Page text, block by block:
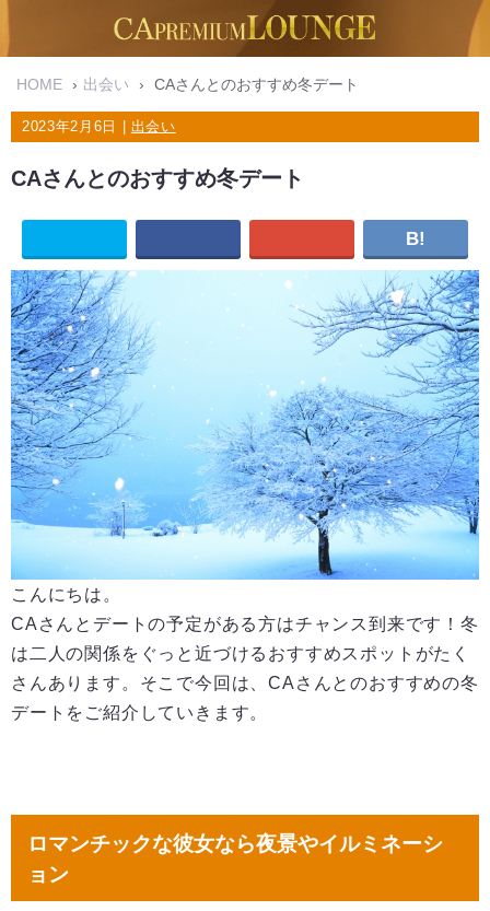
HOME › 出会い › CAさんとのおすすめ冬デート
2023年2月6日 | 出会い
CAさんとのおすすめ冬デート
B!
こんにちは。
CAさんとデートの予定がある方はチャンス到来です！冬
は二人の関係をぐっと近づけるおすすめスポットがたく
さんあります。そこで今回は、CAさんとのおすすめの冬
デートをご紹介していきます。
ロマンチックな彼女なら夜景やイルミネーシ
ョン